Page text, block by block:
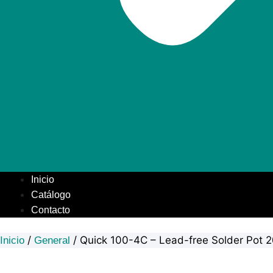
Inicio
Catálogo
Contacto
Inicio / General / Quick 100-4C – Lead-free Solder Pot